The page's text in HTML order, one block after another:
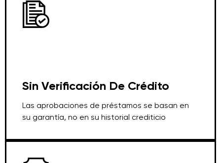
Sin Verificación De Crédito
Las aprobaciones de préstamos se basan en
su garantía, no en su historial crediticio